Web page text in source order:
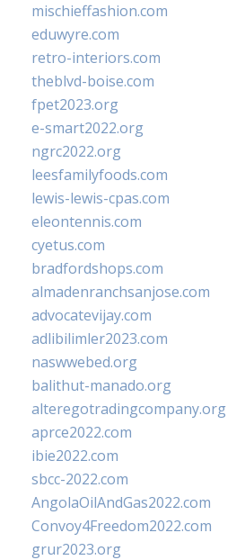
mischieffashion.com
eduwyre.com
retro-interiors.com
theblvd-boise.com
fpet2023.org
e-smart2022.org
ngrc2022.org
leesfamilyfoods.com
lewis-lewis-cpas.com
eleontennis.com
cyetus.com
bradfordshops.com
almadenranchsanjose.com
advocatevijay.com
adlibilimler2023.com
naswwebed.org
balithut-manado.org
alteregotradingcompany.org
aprce2022.com
ibie2022.com
sbcc-2022.com
AngolaOilAndGas2022.com
Convoy4Freedom2022.com
grur2023.org